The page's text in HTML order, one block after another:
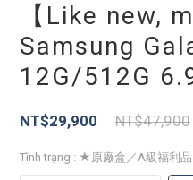
【Like new,
Samsung
12G/512G
NT$47,900
NT$29,900
Tình trạng : ★原廠盒／A級福利品